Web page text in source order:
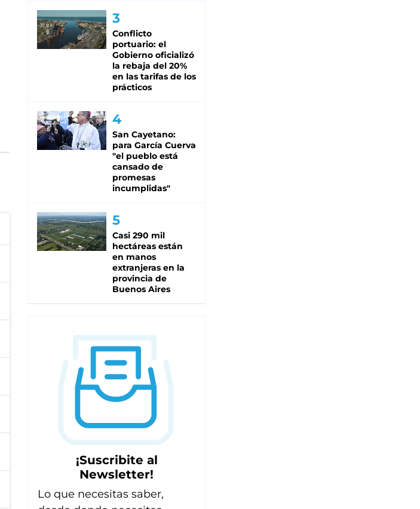
Conflicto
portuario: el
Gobierno oficializó
la rebaja del 20%
en las tarifas de los
prácticos
San Cayetano:
para García Cuerva
"el pueblo está
cansado de
promesas
incumplidas"
Casi 290 mil
hectáreas están
en manos
extranjeras en la
provincia de
Buenos Aires
¡Suscribite al
Newsletter!
Lo que necesitas saber,